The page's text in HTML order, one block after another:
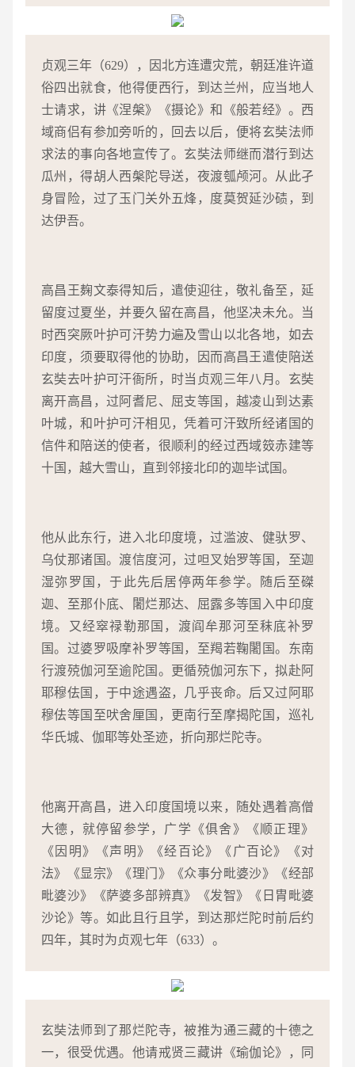
贞观三年（629），因北方连遭灾荒，朝廷准许道
俗四出就食，他得便西行，到达兰州，应当地人
士请求，讲《涅槃》《摄论》和《般若经》。西
域商侣有参加旁听的，回去以后，便将玄奘法师
求法的事向各地宣传了。玄奘法师继而潜行到达
瓜州，得胡人西槃陀导送，夜渡瓠颅河。从此孑
身冒险，过了玉门关外五烽，度莫贺延沙碛，到
达伊吾。
高昌王麹文泰得知后，遣使迎往，敬礼备至，延
留度过夏坐，并要久留在高昌，他坚决未允。当
时西突厥叶护可汗势力遍及雪山以北各地，如去
印度，须要取得他的协助，因而高昌王遣使陪送
玄奘去叶护可汗衙所，时当贞观三年八月。玄奘
离开高昌，过阿耆尼、屈支等国，越凌山到达素
叶城，和叶护可汗相见，凭着可汗致所经诸国的
信件和陪送的使者，很顺利的经过西域笯赤建等
十国，越大雪山，直到邻接北印的迦毕试国。
他从此东行，进入北印度境，过滥波、健驮罗、
乌仗那诸国。渡信度河，过呾叉始罗等国，至迦
湿弥罗国，于此先后居停两年参学。随后至磔
迦、至那仆底、闍烂那达、屈露多等国入中印度
境。又经窣禄勒那国，渡阎牟那河至秣底补罗
国。过婆罗吸摩补罗等国，至羯若鞠闍国。东南
行渡殑伽河至逾陀国。更循殑伽河东下，拟赴阿
耶穆佉国，于中途遇盗，几乎丧命。后又过阿耶
穆佉等国至吠舍厘国，更南行至摩揭陀国，巡礼
华氏城、伽耶等处圣迹，折向那烂陀寺。
他离开高昌，进入印度国境以来，随处遇着高僧
大德，就停留参学，广学《俱舍》《顺正理》
《因明》《声明》《经百论》《广百论》《对
法》《显宗》《理门》《众事分毗婆沙》《经部
毗婆沙》《萨婆多部辨真》《发智》《日胄毗婆
沙论》等。如此且行且学，到达那烂陀时前后约
四年，其时为贞观七年（633）。
玄奘法师到了那烂陀寺，被推为通三藏的十德之
一，很受优遇。他请戒贤三藏讲《瑜伽论》，同